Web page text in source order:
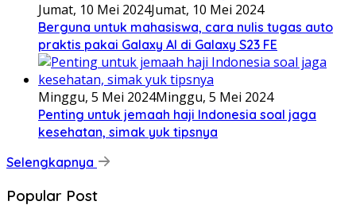
Jumat, 10 Mei 2024Jumat, 10 Mei 2024
Berguna untuk mahasiswa, cara nulis tugas auto
praktis pakai Galaxy AI di Galaxy S23 FE
Minggu, 5 Mei 2024Minggu, 5 Mei 2024
Penting untuk jemaah haji Indonesia soal jaga
kesehatan, simak yuk tipsnya
Selengkapnya
Popular Post